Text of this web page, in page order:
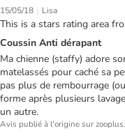
15/05/18 | Lisa
This is a stars rating area
Coussin Anti dérapant
Ma chienne (staffy) adore
matelassés pour caché sa
pas plus de rembourrage
forme après plusieurs
un autre.
Avis publié à l'origine sur